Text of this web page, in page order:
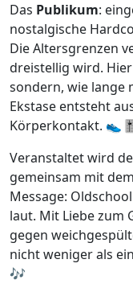
Das Publikum:
nostalgische
Die Altersgrenzen
dreistellig wird.
sondern, wie lange
Ekstase entsteht
Körperkontakt.
Veranstaltet wird
gemeinsam mit
Message:
laut. Mit Liebe zum
gegen
nicht weniger als
🎶